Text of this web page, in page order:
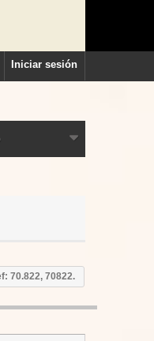
Iniciar sesión
70.822, 70822.